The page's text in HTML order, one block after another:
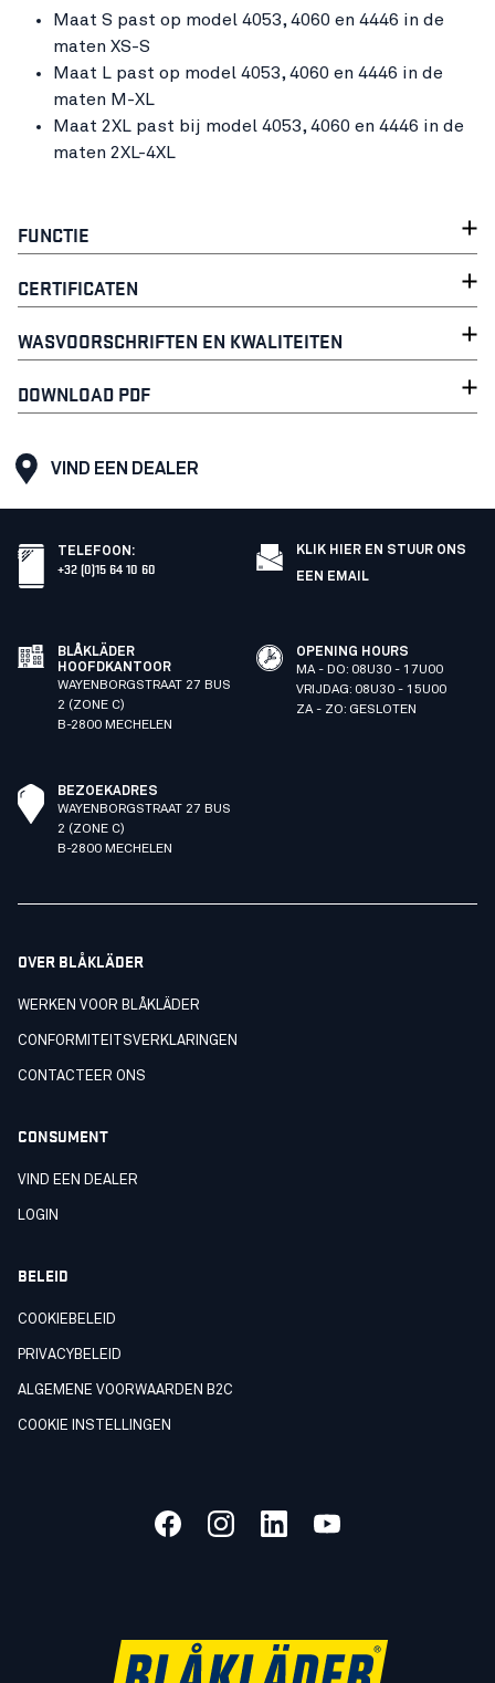
Maat S past op model 4053, 4060 en 4446 in de
maten XS-S
Maat L past op model 4053, 4060 en 4446 in de
maten M-XL
Maat 2XL past bij model 4053, 4060 en 4446 in de
maten 2XL-4XL
FUNCTIE
CERTIFICATEN
WASVOORSCHRIFTEN EN KWALITEITEN
DOWNLOAD PDF
VIND EEN DEALER
TELEFOON :
+32 (0)15 64 10 60
KLIK HIER EN STUUR ONS
EEN EMAIL
BLÅKLÄDER
HOOFDKANTOOR
WAYENBORGSTRAAT 27 BUS
2 (ZONE C)
B-2800 MECHELEN
OPENING HOURS
MA - DO: 08U30 - 17U00
VRIJDAG: 08U30 - 15U00
ZA - ZO: GESLOTEN
BEZOEKADRES
WAYENBORGSTRAAT 27 BUS
2 (ZONE C)
B-2800 MECHELEN
OVER BLÅKLÄDER
WERKEN VOOR BLÅKLÄDER
CONFORMITEITSVERKLARINGEN
CONTACTEER ONS
CONSUMENT
VIND EEN DEALER
LOGIN
BELEID
COOKIEBELEID
PRIVACYBELEID
ALGEMENE VOORWAARDEN B2C
COOKIE INSTELLINGEN